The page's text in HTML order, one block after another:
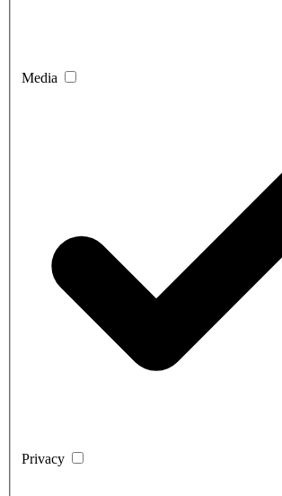
Media
Privacy